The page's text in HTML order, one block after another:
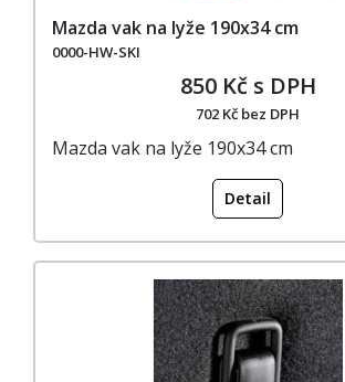
Mazda vak na lyže 190x34 cm
0000-HW-SKI
850 Kč s DPH
702 Kč bez DPH
Mazda vak na lyže 190x34 cm
Detail